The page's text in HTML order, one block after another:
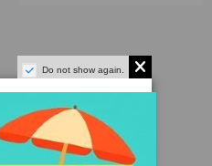
Do not show again.